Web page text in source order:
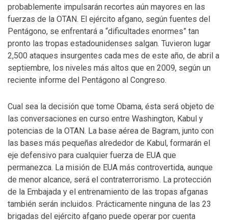
probablemente impulsarán recortes aún mayores en las
fuerzas de la OTAN. El ejército afgano, según fuentes del
Pentágono, se enfrentará a “dificultades enormes” tan
pronto las tropas estadounidenses salgan. Tuvieron lugar
2,500 ataques insurgentes cada mes de este año, de abril a
septiembre, los niveles más altos que en 2009, según un
reciente informe del Pentágono al Congreso.
Cual sea la decisión que tome Obama, ésta será objeto de
las conversaciones en curso entre Washington, Kabul y
potencias de la OTAN. La base aérea de Bagram, junto con
las bases más pequeñas alrededor de Kabul, formarán el
eje defensivo para cualquier fuerza de EUA que
permanezca. La misión de EUA más controvertida, aunque
de menor alcance, será el contraterrorismo. La protección
de la Embajada y el entrenamiento de las tropas afganas
también serán incluidos. Prácticamente ninguna de las 23
brigadas del ejército afgano puede operar por cuenta